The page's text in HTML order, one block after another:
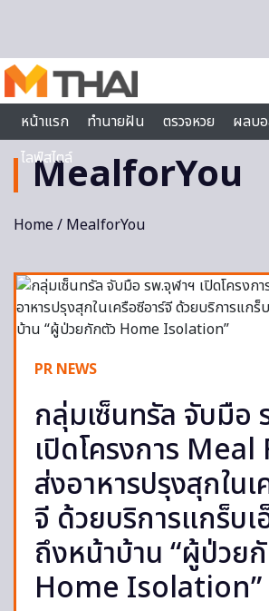
หน้าแรก
ทำนายฝัน ตรวจหวย ผลบ
ไลฟ์สไตล์
MealforYou
Home/ MealforYou
PR NEWS
กลุ่มเซ็นทรัล จับมือ
เปิดโครงการ
ส่งอาหารปรุงสุกใน
จี ด้วยบริการแกร็บเ
ถึงหน้าบ้าน “ผู้ป่วย
Home Isolation”